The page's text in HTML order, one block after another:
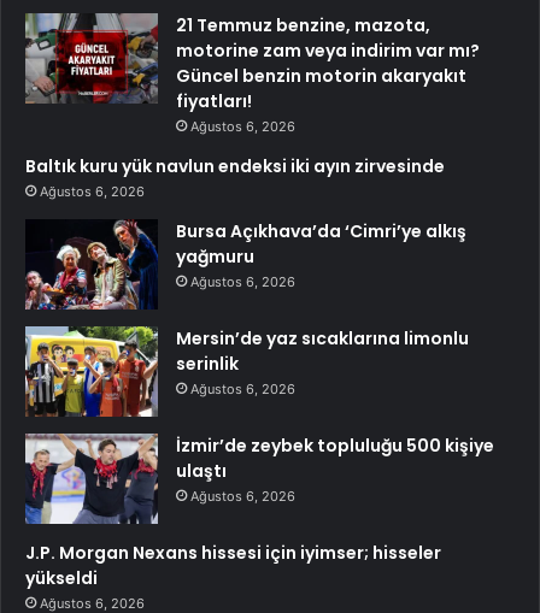
21 Temmuz benzine, mazota,
motorine zam veya indirim var mı?
Güncel benzin motorin akaryakıt
fiyatları!
Ağustos 6, 2026
Baltık kuru yük navlun endeksi iki ayın zirvesinde
Ağustos 6, 2026
Bursa Açıkhava’da ‘Cimri’ye alkış
yağmuru
Ağustos 6, 2026
Mersin’de yaz sıcaklarına limonlu
serinlik
Ağustos 6, 2026
İzmir’de zeybek topluluğu 500 kişiye
ulaştı
Ağustos 6, 2026
J.P. Morgan Nexans hissesi için iyimser; hisseler
yükseldi
Ağustos 6, 2026